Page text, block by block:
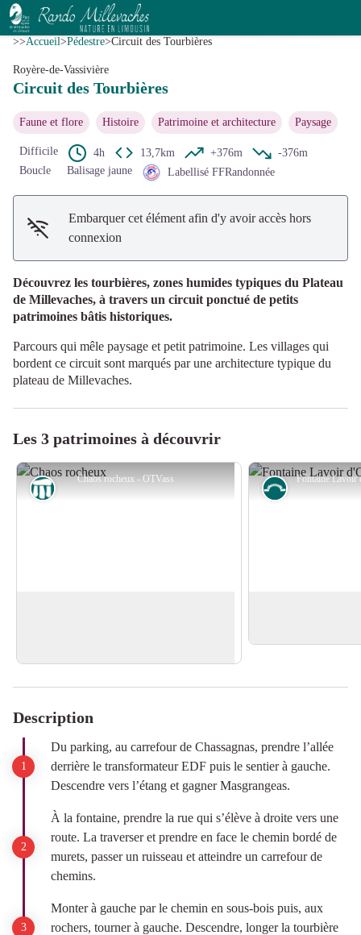
Circuit des Tourbières
>>Accueil>Pédestre>Circuit des Tourbières
Royère-de-Vassivière
Circuit des Tourbières
Faune et flore Histoire Patrimoine et architecture Paysage
Difficile 4h 13,7km +376m
-376m
Boucle
Balisage jaune Labellisé FFRandonnée
Embarquer cet élément afin d'y avoir accès hors
connexion
Découvrez les tourbières, zones humides typiques du Plateau
de Millevaches, à travers un circuit ponctué de petits
patrimoines bâtis historiques.
Parcours qui mêle paysage et petit patrimoine. Les villages qui
bordent ce circuit sont marqués par une architecture typique du
plateau de Millevaches.
Les 3 patrimoines à découvrir
Chaos rocheux - OTVass
Voir l'image en plein écran
Curiosité géologique Petit
Description
Du parking, au carrefour de Chassagnas, prendre l’allée
derrière le transformateur EDF puis le sentier à gauche.
Descendre vers l’étang et gagner Masgrangeas.
À la fontaine, prendre la rue qui s’élève à droite vers une
route. La traverser et prendre en face le chemin bordé de
murets, passer un ruisseau et atteindre un carrefour de
chemins.
Monter à gauche par le chemin en sous-bois puis, aux
rochers, tourner à gauche. Descendre, longer la tourbière